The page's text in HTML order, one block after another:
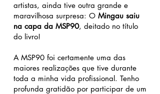
artistas, ainda tive outra grande e
maravilhosa surpresa: O Mingau saiu
na capa da MSP90, deitado no título
do livro!
A MSP90 foi certamente uma das
maiores realizações que tive durante
toda a minha vida profissional. Tenho
profunda gratidão por participar de um